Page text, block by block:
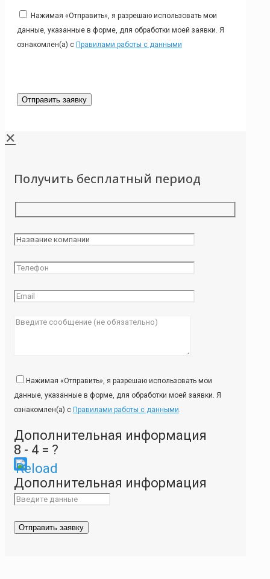
Нажимая «Отправить», я разрешаю использовать мои
данные, указанные в форме, для обработки моей заявки. Я
ознакомлен(а) с Правилами работы с данными
✕
Получить бесплатный период
Нажимая «Отправить», я разрешаю использовать мои
данные, указанные в форме, для обработки моей заявки. Я
ознакомлен(а) с Правилами работы с данными.
Дополнительная информация
8 - 4 = ?
Please
enter
characters
Дополнительная информация